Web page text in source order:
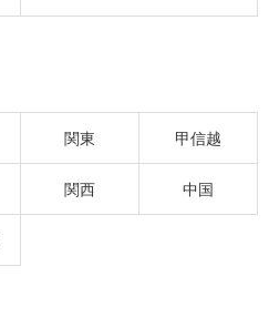
関東 甲信越
関西 中国